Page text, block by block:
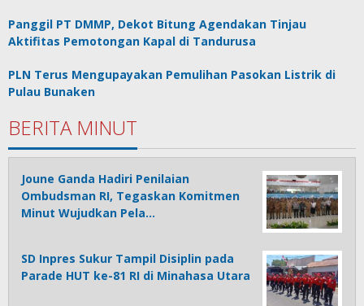
Panggil PT DMMP, Dekot Bitung Agendakan Tinjau
Aktifitas Pemotongan Kapal di Tandurusa
PLN Terus Mengupayakan Pemulihan Pasokan Listrik di
Pulau Bunaken
BERITA MINUT
Joune Ganda Hadiri Penilaian
Ombudsman RI, Tegaskan Komitmen
Minut Wujudkan Pela…
SD Inpres Sukur Tampil Disiplin pada
Parade HUT ke-81 RI di Minahasa Utara